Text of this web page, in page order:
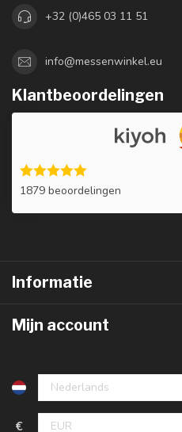
+32 (0)465 03 11 51
info@messenwinkel.eu
Klantbeoordelingen
1879 beoordelingen
Informatie
Mijn account
€